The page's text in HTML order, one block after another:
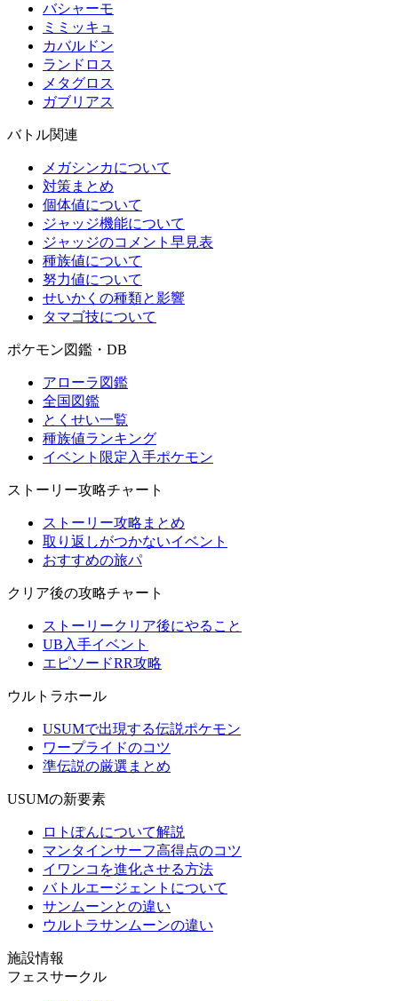
バシャーモ
ミミッキュ
カバルドン
ランドロス
メタグロス
ガブリアス
バトル関連
メガシンカについて
対策まとめ
個体値について
ジャッジ機能について
ジャッジのコメント早見表
種族値について
努力値について
せいかくの種類と影響
タマゴ技について
ポケモン図鑑・DB
アローラ図鑑
全国図鑑
とくせい一覧
種族値ランキング
イベント限定入手ポケモン
ストーリー攻略チャート
ストーリー攻略まとめ
取り返しがつかないイベント
おすすめの旅パ
クリア後の攻略チャート
ストーリークリア後にやること
UB入手イベント
エピソードRR攻略
ウルトラホール
USUMで出現する伝説ポケモン
ワープライドのコツ
準伝説の厳選まとめ
USUMの新要素
ロトぽんについて解説
マンタインサーフ高得点のコツ
イワンコを進化させる方法
バトルエージェントについて
サンムーンとの違い
ウルトラサンムーンの違い
施設情報
フェスサークル